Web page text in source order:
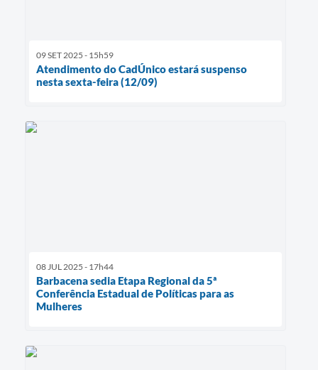
09 SET 2025 - 15h59
Atendimento do CadÚnico estará suspenso
nesta sexta-feira (12/09)
08 JUL 2025 - 17h44
Barbacena sedia Etapa Regional da 5ª
Conferência Estadual de Políticas para as
Mulheres